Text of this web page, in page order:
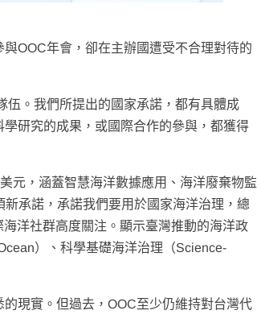
OOC年會，卻在主辦國遭受不合理對待的
伍。我們所提出的國家承諾，都有具體成
研究的成果，或國際合作的參與，都獲得
元，涵蓋智慧海洋數據應用、海洋廢棄物監
承諾，承諾我們要用於國家海洋治理，總
洋社群高度關注。顯示臺灣推動的海洋政
）、科學基礎海洋治理（Science-
現實。但過去，OOC至少仍維持對台灣代